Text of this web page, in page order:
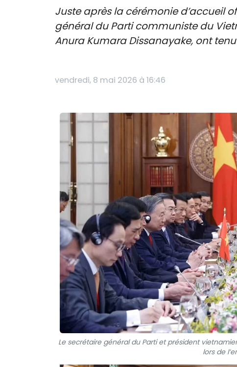
Juste après la cérémonie d’accueil
général du Parti communiste du
Anura Kumara Dissanayake, ont
vendredi, 8 mai 2026 à 16:46
Le secrétaire général du Parti et président
lors de